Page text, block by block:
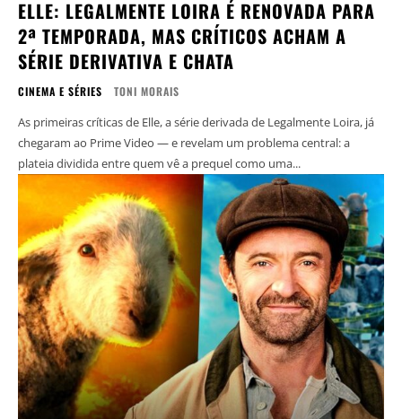
ELLE: LEGALMENTE LOIRA É RENOVADA PARA
2ª TEMPORADA, MAS CRÍTICOS ACHAM A
SÉRIE DERIVATIVA E CHATA
CINEMA E SÉRIES TONI MORAIS
As primeiras críticas de Elle, a série derivada de Legalmente Loira, já
chegaram ao Prime Video — e revelam um problema central: a
plateia dividida entre quem vê a prequel como uma...